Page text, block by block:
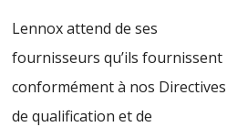
Lennox attend de ses
fournisseurs qu’ils fournissent
conformément à nos Directives
de qualification et de